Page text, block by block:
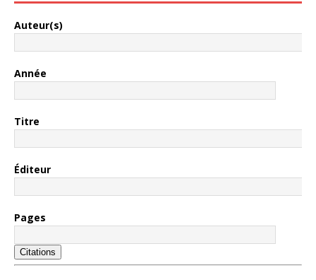
Auteur(s)
Année
Titre
Éditeur
Pages
Citations